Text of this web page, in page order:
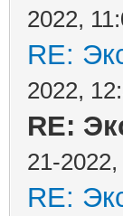
2022,
RE:
2022,
RE:
21-
RE: